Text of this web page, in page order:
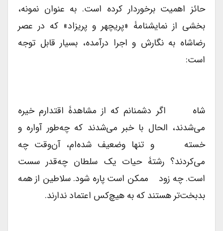
حائز اهمیت برخوردار کرده است. به عنوان نمونه،
بخشی از نمایشنامۀ «پریچهر و پریزاد» که در عصر
رضاشاه به نگارش و اجرا درآمده، بسیار قابل توجه
است:
شاه اگر دشمنانم که از مشاهدۀ اقتدارم خیره
می‌شدند، الحال با خبر می‌شدند که چه‌طور آواره و
خسته و تنها وضعیف شده‌ام، آن‌وقت چه‌
می‌کردند؟ رشتۀ حیات یک سلطان چه‌قدر سست
است. چه زود ممکن است پاره شود. سلاطین از همه
بدبخت‌تر هستند که به هیچ‌کس اعتماد ندارند.